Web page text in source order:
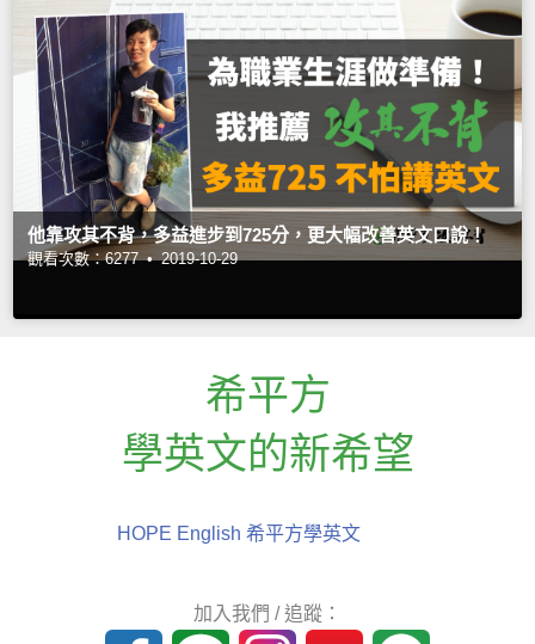
他靠攻其不背，多益進步到725分，更大幅改善英文口說！
觀看次數：6277 • 2019-10-29
希平方
學英文的新希望
HOPE English 希平方學英文
加入我們 / 追蹤：